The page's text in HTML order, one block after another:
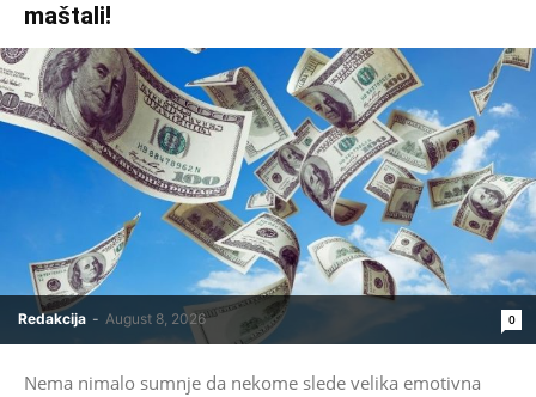
maštali!
Redakcija - August 8, 2026 0
Nema nimalo sumnje da nekome slede velika emotivna